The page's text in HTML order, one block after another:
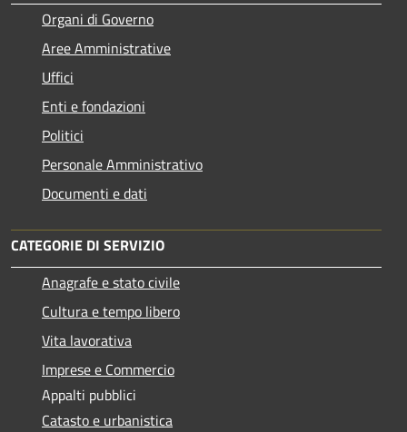
Organi di Governo
Aree Amministrative
Uffici
Enti e fondazioni
Politici
Personale Amministrativo
Documenti e dati
CATEGORIE DI SERVIZIO
Anagrafe e stato civile
Cultura e tempo libero
Vita lavorativa
Imprese e Commercio
Appalti pubblici
Catasto e urbanistica